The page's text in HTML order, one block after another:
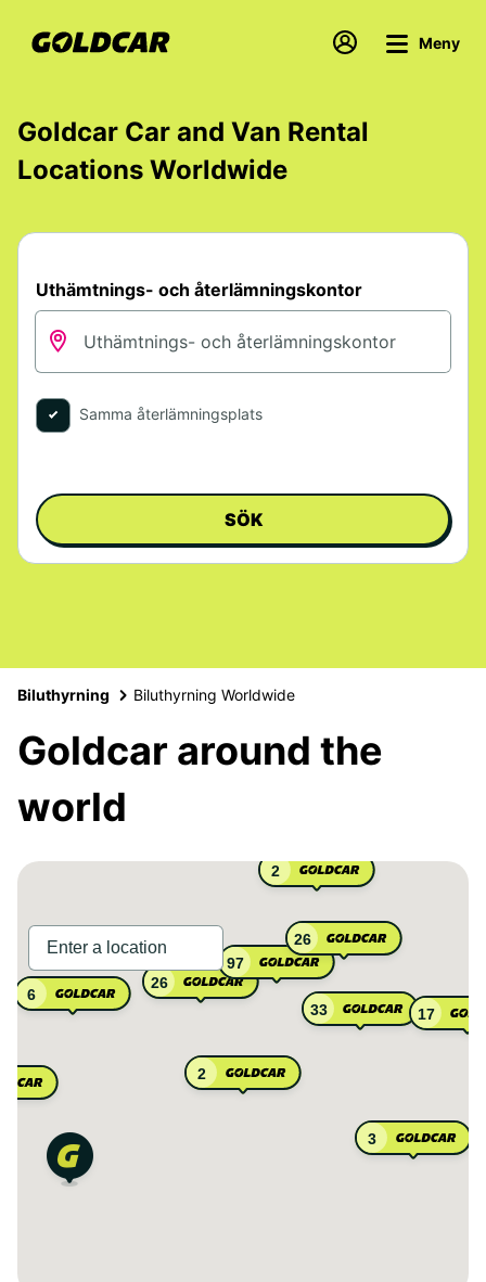
Meny
Goldcar Car and Van Rental
Locations Worldwide
Uthämtnings- och återlämningskontor
Samma återlämningsplats
SÖK
Biluthyrning Biluthyrning Worldwide
Goldcar around the
world
2
26
97
33
26
3
2
6
17